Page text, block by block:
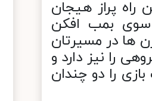
پراز هیجان
بمب افکن
ها در مسیرتان
را نیز دارد و
را دو چندان